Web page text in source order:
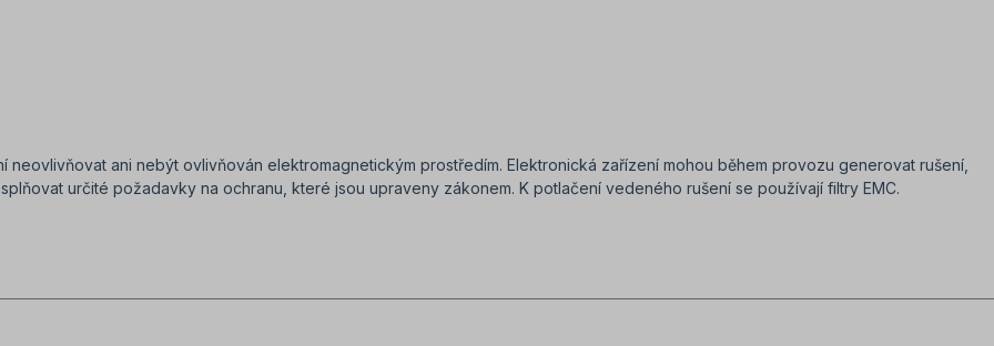
ani nebýt ovlivňován elektromagnetickým prostředím. Elektronická zařízení mohou během provozu generovat rušení,
určité požadavky na ochranu, které jsou upraveny zákonem. K potlačení vedeného rušení se používají filtry EMC.